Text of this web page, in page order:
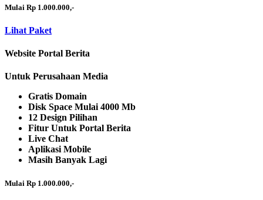
Mulai Rp 1.000.000,-
Lihat Paket
Website Portal Berita
Untuk Perusahaan Media
Gratis Domain
Disk Space Mulai 4000 Mb
12 Design Pilihan
Fitur Untuk Portal Berita
Live Chat
Aplikasi Mobile
Masih Banyak Lagi
Mulai Rp 1.000.000,-